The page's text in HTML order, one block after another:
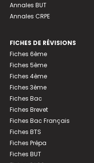
Annales BUT
Annales CRPE
FICHES DE RÉVISIONS
Fiches 6ème
Fiches 5ème
Fiches 4ème
Fiches 3ème
Fiches Bac
Fiches Brevet
Fiches Bac Français
Fiches BTS
Fiches Prépa
Fiches BUT